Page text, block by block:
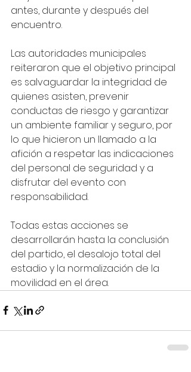
antes, durante y después del
encuentro.
Las autoridades municipales
reiteraron que el objetivo principal
es salvaguardar la integridad de
quienes asisten, prevenir
conductas de riesgo y garantizar
un ambiente familiar y seguro, por
lo que hicieron un llamado a la
afición a respetar las indicaciones
del personal de seguridad y a
disfrutar del evento con
responsabilidad.
Todas estas acciones se
desarrollarán hasta la conclusión
del partido, el desalojo total del
estadio y la normalización de la
movilidad en el área.